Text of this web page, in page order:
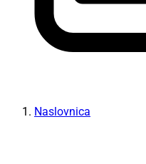
Naslovnica